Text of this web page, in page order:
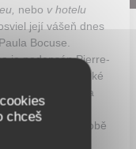
chceš
nebo v hotelu
její vášeň dnes
Bocuse.
je podepsán Pierre-
službu nedaleké
pod pozorným a
do soboty v době